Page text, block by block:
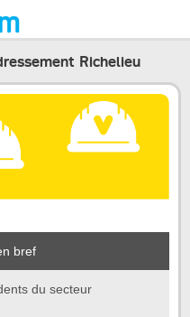
Richelieu
bref
du secteur